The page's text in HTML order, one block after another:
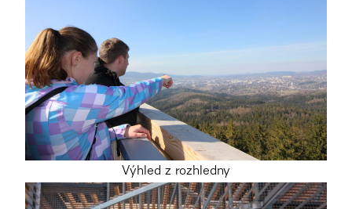
Výhled z rozhledny